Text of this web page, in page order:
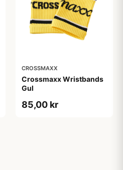
CROSSMAXX
Crossmaxx Wristbands
Gul
85,00 kr